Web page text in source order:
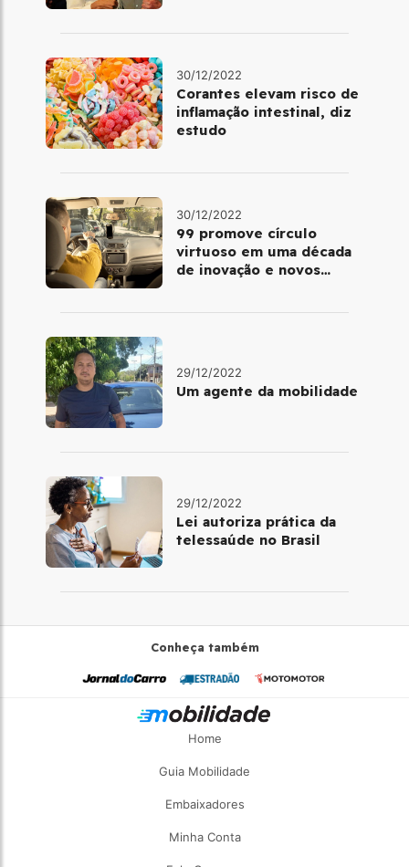
30/12/2022
Corantes elevam risco de
inflamação intestinal, diz
estudo
30/12/2022
99 promove círculo
virtuoso em uma década
de inovação e novos
29/12/2022
Um agente da mobilidade
29/12/2022
Lei autoriza prática da
telessaúde no Brasil
Conheça também
Home
Guia Mobilidade
Embaixadores
Minha Conta